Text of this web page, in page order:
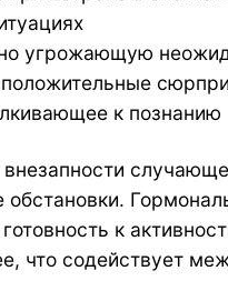
угрожающую
к познанию
к
что содействует